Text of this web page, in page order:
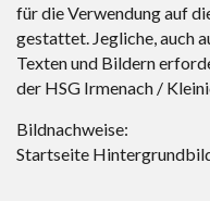
für die Verwendung auf
gestattet. Jegliche, auch
Texten und Bildern
der HSG Irmenach /
Bildnachweise:
Startseite